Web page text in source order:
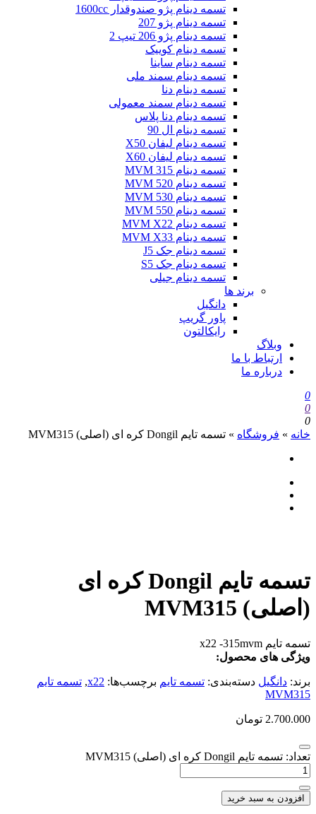
تسمه دینام پژو صندوقدار 1600cc
تسمه دینام پژو 207
تسمه دینام پژو 206 تیپ 2
تسمه دینام کوییک
تسمه دینام ساینا
تسمه دینام سمند ملی
تسمه دینام دنا
تسمه دینام سمند معمولی
تسمه دینام دنا پلاس
تسمه دینام ال 90
تسمه دینام لیفان X50
تسمه دینام لیفان X60
تسمه دینام MVM 315
تسمه دینام MVM 520
تسمه دینام MVM 530
تسمه دینام MVM 550
تسمه دینام MVM X22
تسمه دینام MVM X33
تسمه دینام جک J5
تسمه دینام جک S5
تسمه دینام جیلی
برند ها
دانگیل
پاور گریپ
رایکالتون
وبلاگ
ارتباط با ما
درباره ما
0
0
0
خانه » فروشگاه » تسمه تایم Dongil کره ای (اصلی) MVM315
تسمه تایم Dongil کره ای
(اصلی) MVM315
تسمه تایم x22 -315mvm
ویژگی های محصول:
برند: دانگیل دسته‌بندی: تسمه تایم برچسب‌ها: x22
, تسمه تایم
MVM315
2.700.000 تومان
تعداد: تسمه تایم Dongil کره ای (اصلی) MVM315
افزودن به سبد خرید